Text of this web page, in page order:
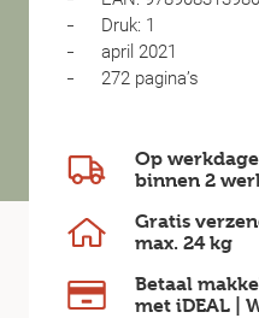
Druk: 1
april 2021
272 pagina’s
Op
binnen 2
Gratis
max. 24 kg
Betaal
met iDEAL |